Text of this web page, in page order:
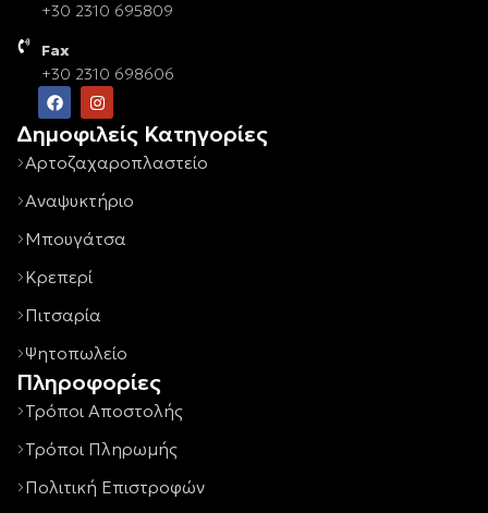
+30 2310 695809
Fax
+30 2310 698606
Δημοφιλείς Κατηγορίες
Αρτοζαχαροπλαστείο
Αναψυκτήριο
Μπουγάτσα
Κρεπερί
Πιτσαρία
Ψητοπωλείο
Πληροφορίες
Τρόποι Αποστολής
Τρόποι Πληρωμής
Πολιτική Επιστροφών